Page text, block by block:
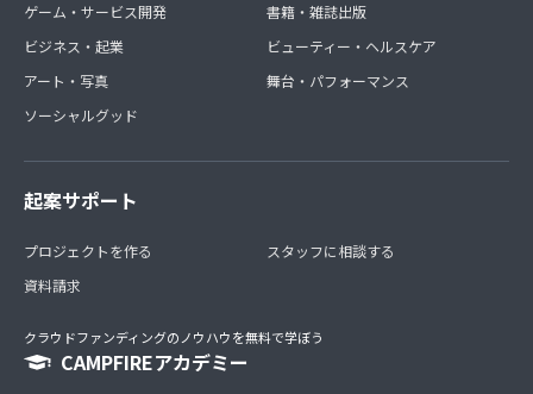
ゲーム・サービス開発
ビジネス・起業
アート・写真
ソーシャルグッド
書籍・雑誌出版
ビューティー・ヘルスケア
舞台・パフォーマンス
起案サポート
プロジェクトを作る
資料請求
スタッフに相談する
クラウドファンディングのノウハウを無料で学ぼう
CAMPFIREアカデミー